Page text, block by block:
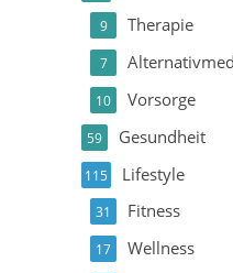
Therapie
9
7
Vorsorge
10
Gesundheit
59
Lifestyle
115
Fitness
31
Wellness
17